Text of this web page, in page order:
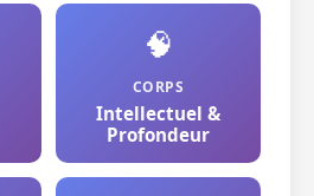
🧠
CORPS
Intellectuel &
Profondeur